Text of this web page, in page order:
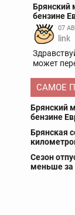
Брянский
бензине
07
link
может
САМОЕ
Брянский
бензине
Брянская
Сезон
меньше за